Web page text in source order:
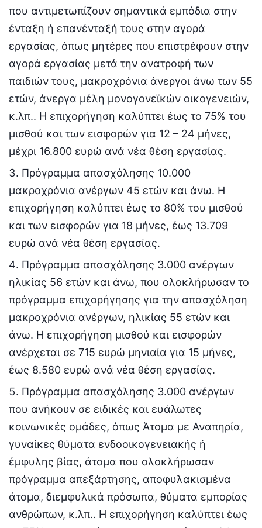
που αντιμετωπίζουν σημαντικά εμπόδια στην
ένταξη ή επανένταξή τους στην αγορά
εργασίας, όπως μητέρες που επιστρέφουν στην
αγορά εργασίας μετά την ανατροφή των
παιδιών τους, μακροχρόνια άνεργοι άνω των 55
ετών, άνεργα μέλη μονογονεϊκών οικογενειών,
κ.λπ.. Η επιχορήγηση καλύπτει έως το 75% του
μισθού και των εισφορών για 12 – 24 μήνες,
μέχρι 16.800 ευρώ ανά νέα θέση εργασίας.
Πρόγραμμα απασχόλησης 10.000
μακροχρόνια ανέργων 45 ετών και άνω. Η
επιχορήγηση καλύπτει έως το 80% του μισθού
και των εισφορών για 18 μήνες, έως 13.709
ευρώ ανά νέα θέση εργασίας.
Πρόγραμμα απασχόλησης 3.000 ανέργων
ηλικίας 56 ετών και άνω, που ολοκλήρωσαν το
πρόγραμμα επιχορήγησης για την απασχόληση
μακροχρόνια ανέργων, ηλικίας 55 ετών και
άνω. Η επιχορήγηση μισθού και εισφορών
ανέρχεται σε 715 ευρώ μηνιαία για 15 μήνες,
έως 8.580 ευρώ ανά νέα θέση εργασίας.
Πρόγραμμα απασχόλησης 3.000 ανέργων
που ανήκουν σε ειδικές και ευάλωτες
κοινωνικές ομάδες, όπως Άτομα με Αναπηρία,
γυναίκες θύματα ενδοοικογενειακής ή
έμφυλης βίας, άτομα που ολοκλήρωσαν
πρόγραμμα απεξάρτησης, αποφυλακισμένα
άτομα, διεμφυλικά πρόσωπα, θύματα εμπορίας
ανθρώπων, κ.λπ.. Η επιχορήγηση καλύπτει έως